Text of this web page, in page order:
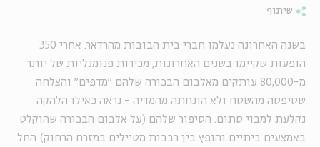
שיתוף
בשנה האחרונה נעלמו חברי בית הבובות מהרדאר. אחרי 350
הופעות שקיימו בשנים האחרונות, מכירות פנומנליות של יותר
מ-80,000 עותקים מאלבום הבכורה שלהם "מדפים" והצלחה
שטיפסה מהשטח ולא הונחתה מהמדיה - נראה כאילו הלהקה
נקלעת למבוי סתום. הסיפור שלהם (על אלבום הבכורה שהוקלט
באמצעים ביתיים והופץ בין רבבות מטיילים במזרח הרחוק) החל